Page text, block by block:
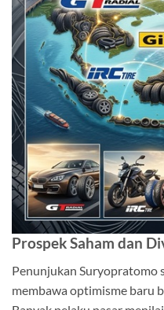
Prospek Saham dan
Penunjukan Suryopratomo
membawa optimisme baru